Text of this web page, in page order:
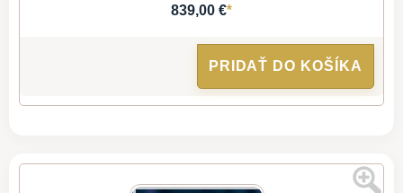
839,00 €*
PRIDAŤ DO KOŠÍKA